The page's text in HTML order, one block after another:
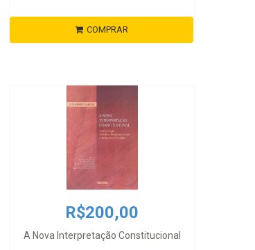
COMPRAR
R$200,00
A Nova Interpretação Constitucional